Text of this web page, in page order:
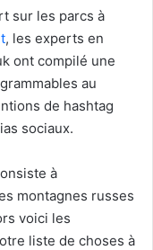
sur les parcs à
, les experts en
ont ​​compilé une
au
de hashtag
sociaux.
à
montagnes russes
voici les
liste de choses à